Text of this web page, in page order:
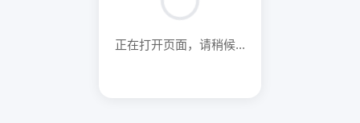
正在打开页面，请稍候...